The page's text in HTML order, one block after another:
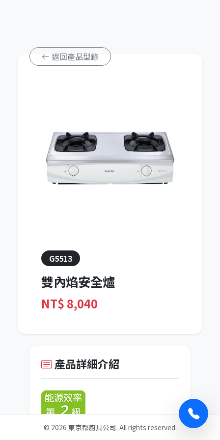
返回產品型錄
G5513
雙內焰安全爐
NT$ 8,040
產品詳細介紹
© 2026 東京都廚具公司. All rights reserved.